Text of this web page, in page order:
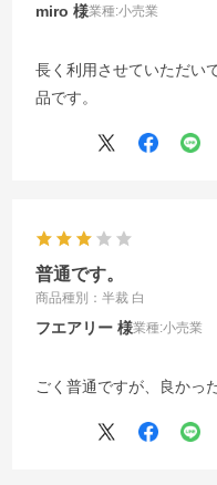
miro 業種:小売業
長く利用させていただい
品です。
普通です。
商品種別：半裁 白
フエアリー 業種:小売業
ごく普通ですが、良かっ